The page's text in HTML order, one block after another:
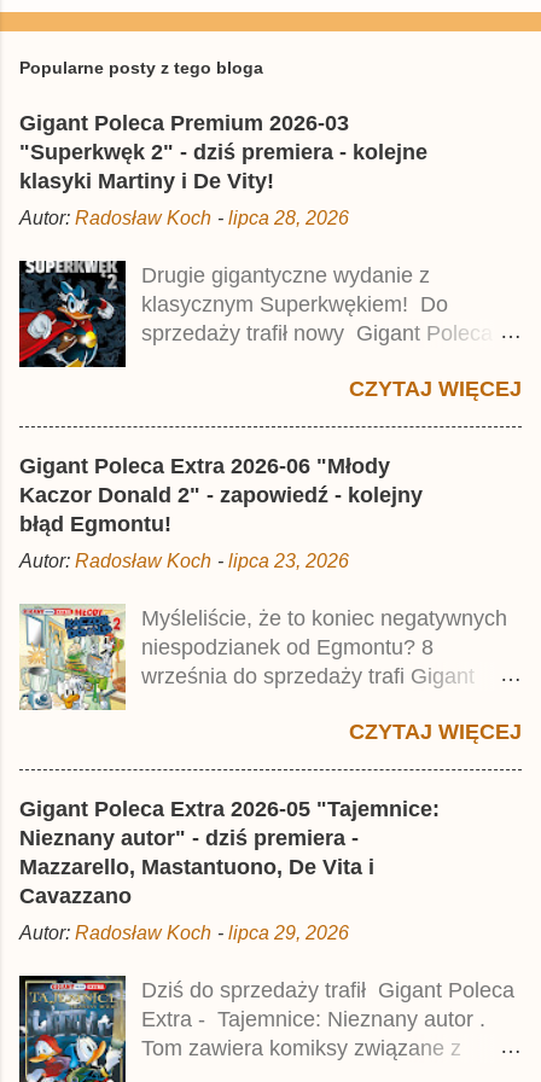
Popularne posty z tego bloga
Gigant Poleca Premium 2026-03
"Superkwęk 2" - dziś premiera - kolejne
klasyki Martiny i De Vity!
Autor: Radosław Koch - lipca 28, 2026
Drugie gigantyczne wydanie z
klasycznym Superkwękiem! Do
sprzedaży trafił nowy Gigant Poleca
Jest to kolejny 624-stronicowy tom z
wynosi 49,99 zł i zamówicie go także z
rabatem na Egmont.pl . Za przekład
odpowiadał Jacek Drewnowski.
Publikacja jest przedrukiem drugiego
Taschenbuch Phantomias Collection ,
który trafił do sprzedaży pod koniec
2025 roku.
CZYTAJ WIĘCEJ
Gigant Poleca Extra 2026-06 "Młody
Kaczor Donald 2" - zapowiedź - kolejny
błąd Egmontu!
Autor: Radosław Koch - lipca 23, 2026
Myśleliście, że to koniec negatywnych
niespodzianek od Egmontu? 8
września do sprzedaży trafi Gigant
Jednak wbrew temu, na co wskazuje
młodego Kaczora Donalda i jego
przyjaciół, lecz prawdopodobnie znajdą
się tam opowieści z wydań 9-10 .
kosztowała 37,99 zł. W środku znajdą
Taschenbuch Young Comics, które
zostały wydane w Niemczech parę
miesięcy temu.
CZYTAJ WIĘCEJ
Gigant Poleca Extra 2026-05 "Tajemnice:
Nieznany autor" - dziś premiera -
Mazzarello, Mastantuono, De Vita i
Cavazzano
Autor: Radosław Koch - lipca 29, 2026
Dziś do sprzedaży trafił Gigant Poleca
Extra - Tajemnice: Nieznany autor .
Tom zawiera komiksy związane z